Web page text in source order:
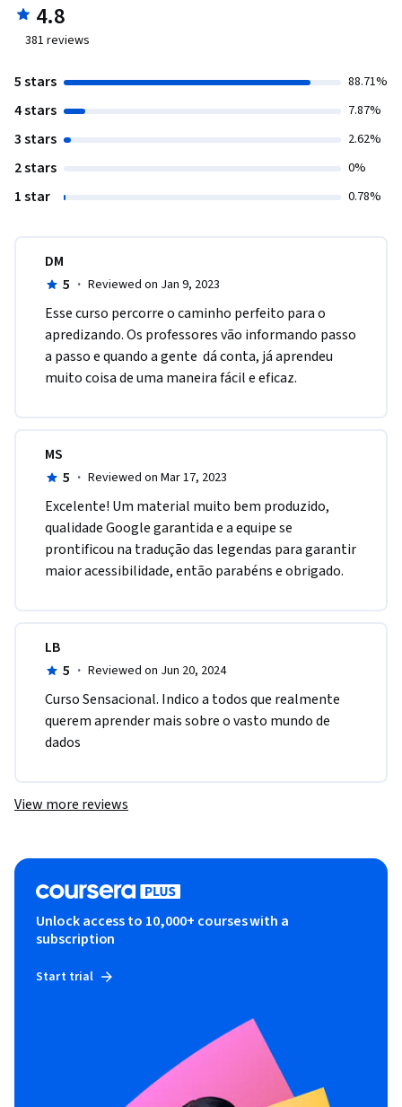
4.8
381 reviews
5 stars 88.71%
4 stars 7.87%
3 stars 2.62%
2 stars 0%
1 star 0.78%
DM
5 · Reviewed on Jan 9, 2023
Esse curso percorre o caminho perfeito para o
apredizando. Os professores vão informando passo
a passo e quando a gente  dá conta, já aprendeu
muito coisa de uma maneira fácil e eficaz.
MS
5 · Reviewed on Mar 17, 2023
Excelente! Um material muito bem produzido,
qualidade Google garantida e a equipe se
prontificou na tradução das legendas para garantir
maior acessibilidade, então parabéns e obrigado.
LB
5 · Reviewed on Jun 20, 2024
Curso Sensacional. Indico a todos que realmente
querem aprender mais sobre o vasto mundo de
dados
View more reviews
Unlock access to 10,000+ courses with a
subscription
Start trial